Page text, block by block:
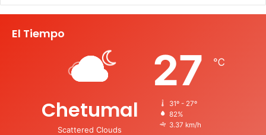
El Tiempo
Chetumal
Scattered Clouds
27 ℃
31º - 27º
82%
3.37 km/h